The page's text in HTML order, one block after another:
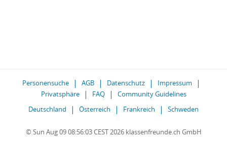
Personensuche AGB Datenschutz
Impressum
Privatsphäre
FAQ
Community Guidelines
Deutschland
Österreich Frankreich Schweden
© Sun Aug 09 08:56:03 CEST 2026 klassenfreunde.ch GmbH